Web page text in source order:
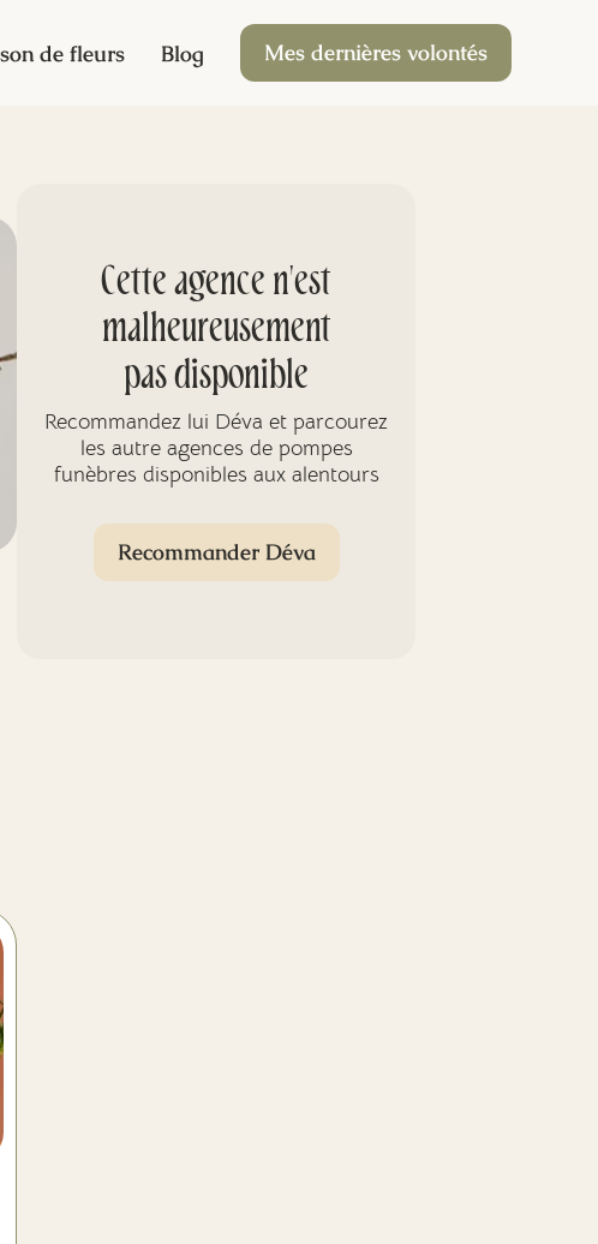
de fleurs Blog Mes dernières volontés
Cette agence n'est
malheureusement
pas disponible
Recommandez lui Déva et parcourez
les autre agences de pompes
funèbres disponibles aux alentours
Recommander Déva